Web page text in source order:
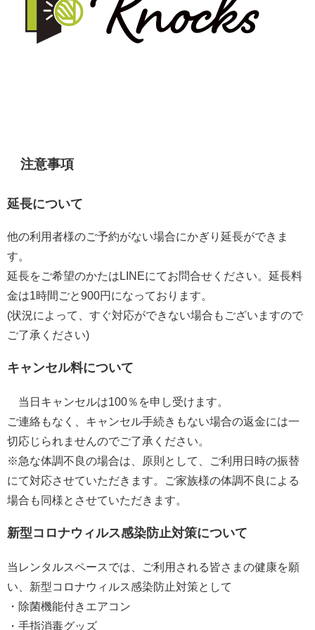
注意事項
延長について
他の利用者様のご予約がない場合にかぎり延長ができま
す。
延長をご希望のかたはLINEにてお問合せください。延長料
金は1時間ごと900円になっております。
(状況によって、すぐ対応ができない場合もございますので
ご了承ください)
キャンセル料について
当日キャンセルは100％を申し受けます。
ご連絡もなく、キャンセル手続きもない場合の返金には一
切応じられませんのでご了承ください。
※急な体調不良の場合は、原則として、ご利用日時の振替
にて対応させていただきます。ご家族様の体調不良による
場合も同様とさせていただきます。
新型コロナウィルス感染防止対策について
当レンタルスペースでは、ご利用される皆さまの健康を願
い、新型コロナウィルス感染防止対策として
・除菌機能付きエアコン
・手指消毒グッズ